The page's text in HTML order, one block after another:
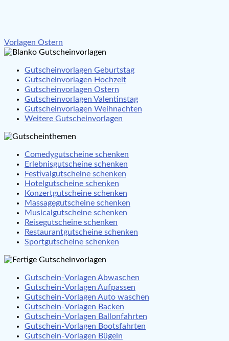
Beitragsnavigation
Vorlagen Ostern
Gutscheinvorlagen Geburtstag
Gutscheinvorlagen Hochzeit
Gutscheinvorlagen Ostern
Gutscheinvorlagen Valentinstag
Gutscheinvorlagen Weihnachten
Weitere Gutscheinvorlagen
Comedygutscheine schenken
Erlebnisgutscheine schenken
Festivalgutscheine schenken
Hotelgutscheine schenken
Konzertgutscheine schenken
Massagegutscheine schenken
Musicalgutscheine schenken
Reisegutscheine schenken
Restaurantgutscheine schenken
Sportgutscheine schenken
Gutschein-Vorlagen Abwaschen
Gutschein-Vorlagen Aufpassen
Gutschein-Vorlagen Auto waschen
Gutschein-Vorlagen Backen
Gutschein-Vorlagen Ballonfahrten
Gutschein-Vorlagen Bootsfahrten
Gutschein-Vorlagen Bügeln